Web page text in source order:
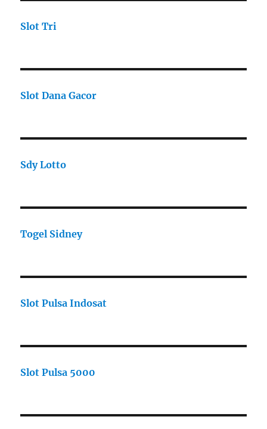
Slot Tri
Slot Dana Gacor
Sdy Lotto
Togel Sidney
Slot Pulsa Indosat
Slot Pulsa 5000